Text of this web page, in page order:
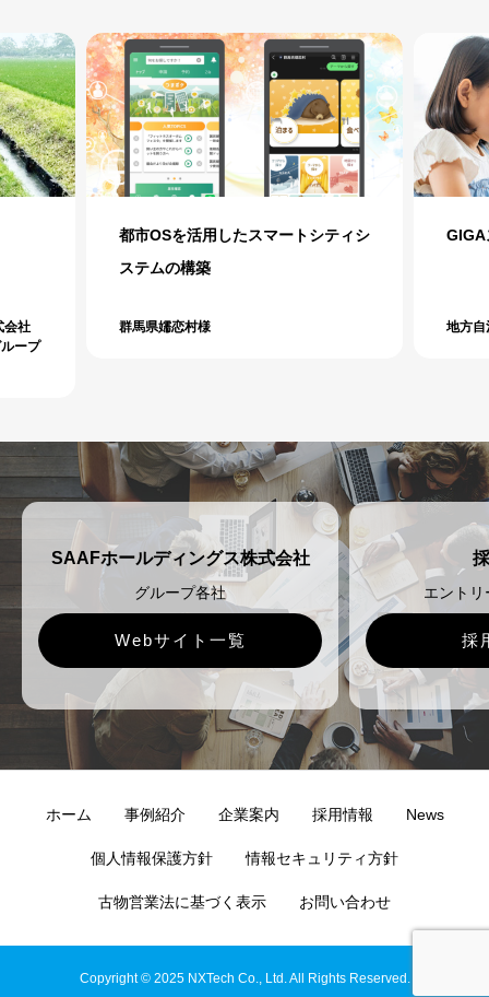
GIGAスクールサポート
地方自治体：Ａ市教育委員会様
セキ
東京都
SAAFホールディングス株式会社
グループ各社
Webサイト一覧
エント
採
ホーム 事例紹介 企業案内 採用情報 News
個人情報保護方針 情報セキュリティ方針
古物営業法に基づく表示 お問い合わせ
Copyright © 2025 NXTech Co., Ltd. All Rights Reserved.